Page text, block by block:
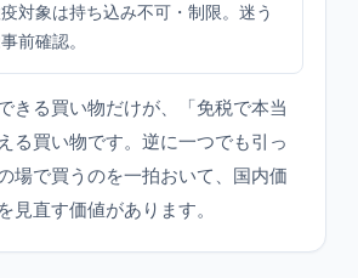
対象は持ち込み不可・制限。迷う
前確認。
きる買い物だけが、「免税で本当
る買い物です。逆に一つでも引っ
場で買うのを一拍おいて、国内価
見直す価値があります。